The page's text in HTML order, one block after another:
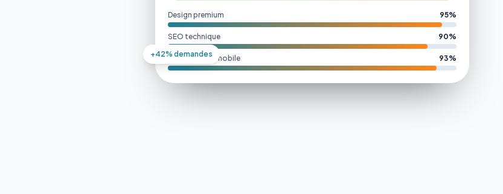
Design premium 95%
SEO technique 90%
Performance mobile 93%
+42% demandes